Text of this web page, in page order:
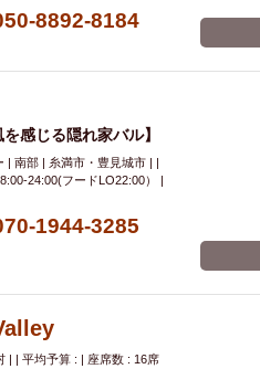
8892-8184
感じる隠れ家バル】
| 南部 | 糸満市・豊見城市 | |
24:00(フードLO22:00） |
1944-3285
| | 平均予算 : | 座席数 : 16席